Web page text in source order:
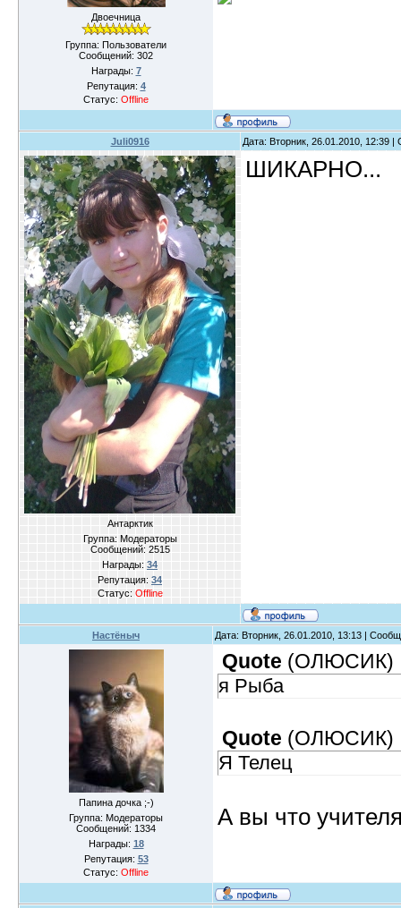
Двоечница
Группа: Пользователи
Сообщений: 302
Награды: 7
Репутация: 4
Статус: Offline
Juli0916 Дата: Вторник, 26.01.2010, 12:39
Антарктик
Группа: Модераторы
Сообщений: 2515
Награды: 34
Репутация: 34
Статус: Offline
ШИКАРНО...
Настёныч Дата: Вторник, 26.01.2010, 13:13 |
Папина дочка ;-)
Группа: Модераторы
Сообщений: 1334
Награды: 18
Репутация: 53
Статус: Offline
Quote (ОЛЮСИК)
я Рыба
Quote (ОЛЮСИК)
Я Телец
А вы что